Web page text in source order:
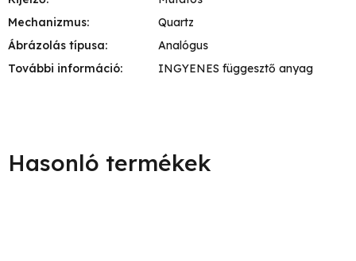
Mechanizmus:
Quartz
Ábrázolás típusa:
Analógus
További információ: INGYENES függesztő anyag